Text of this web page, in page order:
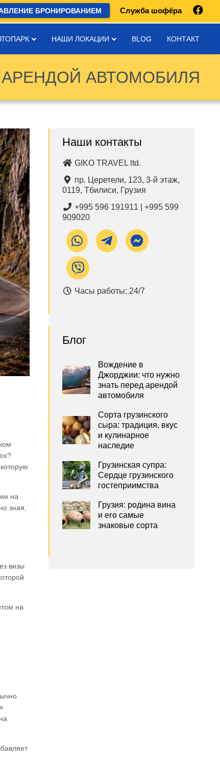
Служба шофёра
БРОНИРОВАНИЕМ
НАШИ ЛОКАЦИИ BLOG КОНТАКТ
АВТОМОБИЛЯ
на
зная,
визы
на
Наши контакты
GIKO TRAVEL ltd.
пр. Церетели, 123, 3-й этаж,
0119, Тбилиси, Грузия
+995 596 191911 | +995 599
909020
Часы работы: 24/7
Блог
Вождение в
Джорджии: что нужно
знать перед арендой
автомобиля
Сорта грузинского
сыра: традиция, вкус
и кулинарное
наследие
Грузинская супра:
Сердце грузинского
гостеприимства
Грузия: родина вина
и его самые
знаковые сорта